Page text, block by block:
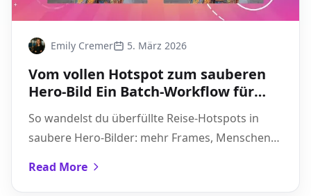
Emily Cremer 5. März 2026
Vom vollen Hotspot zum sauberen
Hero-Bild Ein Batch-Workflow für
So wandelst du überfüllte Reise-Hotspots in
saubere Hero-Bilder: mehr Frames, Menschen
Read More